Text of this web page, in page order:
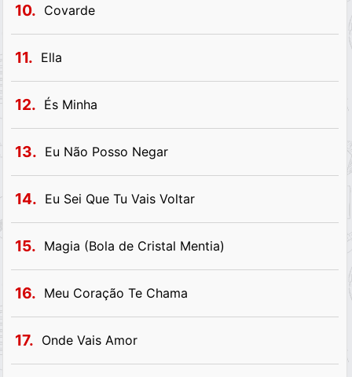
10. Covarde
11. Ella
12. És Minha
13. Eu Não Posso Negar
14. Eu Sei Que Tu Vais Voltar
15. Magia (Bola de Cristal Mentia)
16. Meu Coração Te Chama
17. Onde Vais Amor